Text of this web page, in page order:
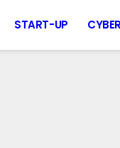
START-UP